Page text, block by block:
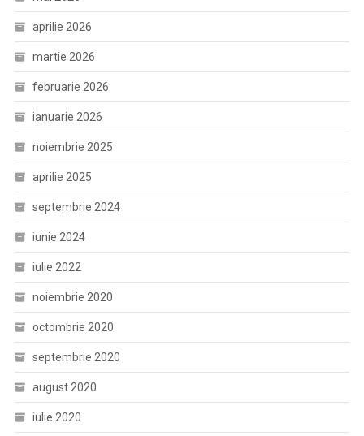
aprilie 2026
martie 2026
februarie 2026
ianuarie 2026
noiembrie 2025
aprilie 2025
septembrie 2024
iunie 2024
iulie 2022
noiembrie 2020
octombrie 2020
septembrie 2020
august 2020
iulie 2020